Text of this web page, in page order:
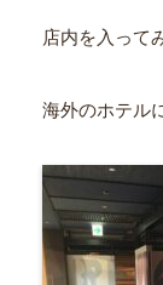
店内を入って
海外のホテル